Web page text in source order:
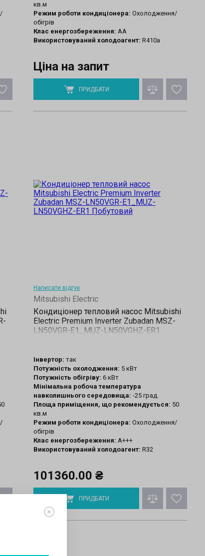
кв.м
Режим роботи кондиціонера: Охолодження/
обігрів
Клас енергозбереження: АА
Використовуваний холодоагент: R410a
Ціна на запит
ПРИДБАТИ
Написати відгук
Mitsubishi Electric
Кондиціонер тепловий насос Mitsubishi
Electric Premium Inverter Zubadan MSZ-
LN50VGR-E1_MUZ-LN50VGHZ-ER1
Інвертор: так
Потужність охолодження: 5 кВт
Потужність обігріву: 6 кВт
Мінімальна робоча температура
навколишнього середовища: -25 град.
Площа приміщення, що рекомендується: 50
кв.м
Режим роботи кондиціонера: Охолодження/
обігрів
Клас енергозбереження: A+++
Використовуваний холодоагент: R32
101360.00 ₴
ПРИДБАТИ